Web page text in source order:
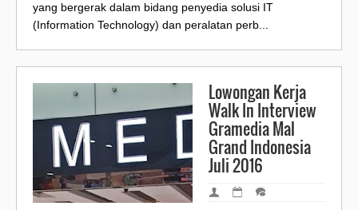
yang bergerak dalam bidang penyedia solusi IT
(Information Technology) dan peralatan perb...
Lowongan Kerja
Walk In Interview
Gramedia Mal
Grand Indonesia
Juli 2016